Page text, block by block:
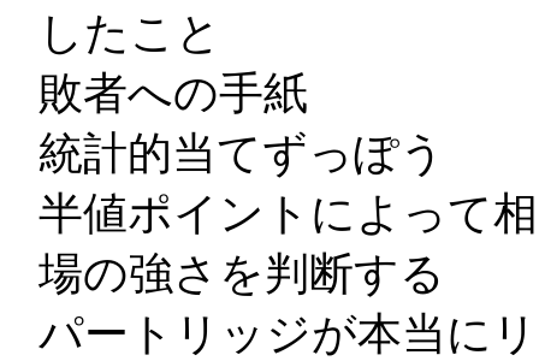
したこと
敗者への手紙
統計的当てずっぽう
半値ポイントによって相
場の強さを判断する
パートリッジが本当にリ